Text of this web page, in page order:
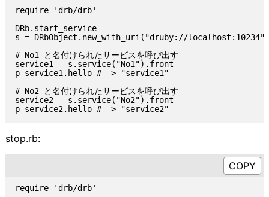
require 'drb/drb'
DRb.start_service
s = DRbObject.new_with_uri("druby://localhost:10234")
# No1 と名付けられたサービスを呼び出す
service1 = s.service("No1").front
p service1.hello # => "service1"
# No2 と名付けられたサービスを呼び出す
service2 = s.service("No2").front
stop.rb:
require 'drb/drb'